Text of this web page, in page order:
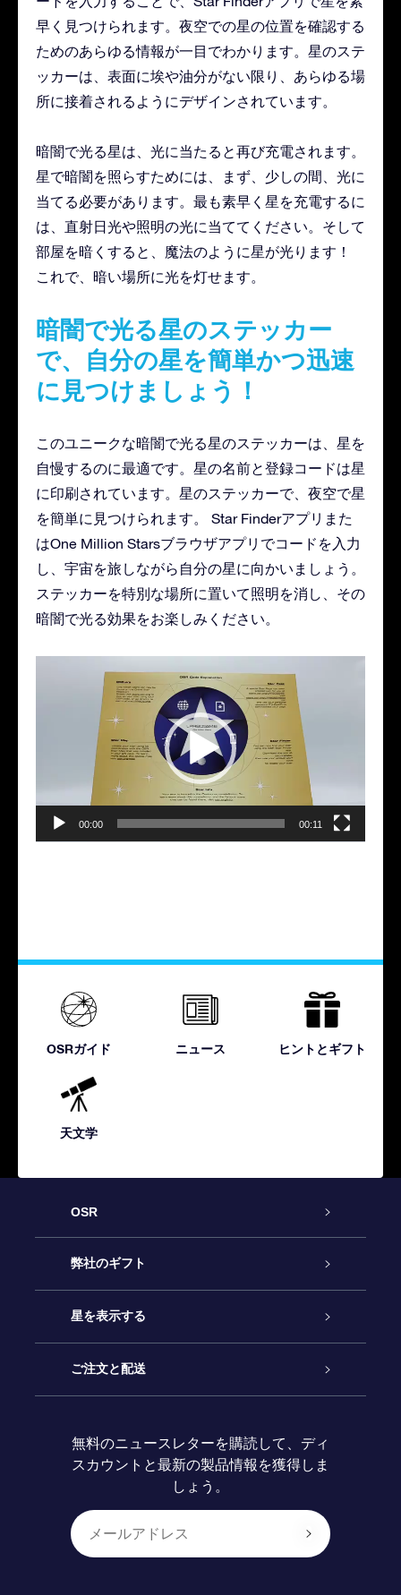
早く見つけられます。夜空での星の位置を確認する
ためのあらゆる情報が一目でわかります。星のステ
ッカーは、表面に埃や油分がない限り、あらゆる場
所に接着されるようにデザインされています。
暗闇で光る星は、光に当たると再び充電されます。
星で暗闇を照らすためには、まず、少しの間、光に
当てる必要があります。最も素早く星を充電するに
は、直射日光や照明の光に当ててください。そして
部屋を暗くすると、魔法のように星が光ります！
これで、暗い場所に光を灯せます。
暗闇で光る星のステッカー
で、自分の星を簡単かつ迅速
に見つけましょう！
このユニークな暗闇で光る星のステッカーは、星を
自慢するのに最適です。星の名前と登録コードは星
に印刷されています。星のステッカーで、夜空で星
を簡単に見つけられます。 Star Finderアプリまた
はOne Million Starsブラウザアプリでコードを入力
し、宇宙を旅しながら自分の星に向かいましょう。
ステッカーを特別な場所に置いて照明を消し、その
暗闇で光る効果をお楽しみください。
00:00 00:11
OSRガイド ニュース ヒントとギフト
天文学
OSR
カスタマーサービス
お問い合わせ
ブログ
レビュー
弊社のギフト
Online Starギフト
OSRギフトパック
OSR ギフトカード
法人ギフト
星を表示する
星の登録
カスタマイズされたStar Page
One Million Stars
ご注文と配送
お支払いに関する情報
配送に関する情報
無料のニュースレターを購読して、ディ
スカウントと最新の製品情報を獲得しま
しょう。